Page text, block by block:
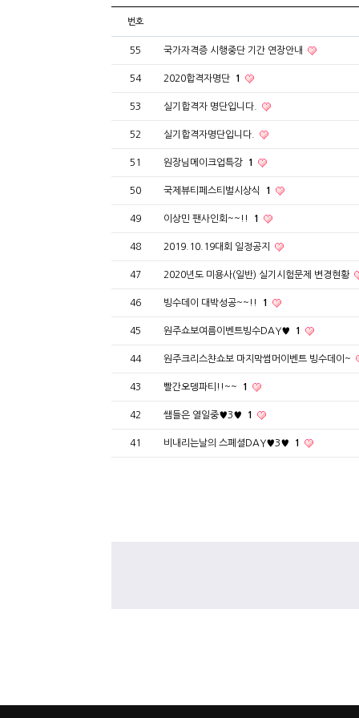
번호
55 국가자격증 시행중단 기간 연장안내
54 2020합격자명단 1
53 실기합격자 명단입니다.
52 실기합격자명단입니다.
51 원장님메이크업특강 1
50 국제뷰티페스티벌시상식 1
49 이상민 팬사인회~~!! 1
48 2019.10.19대회 일정공지
47 2020년도 미용사(일반) 실기시험문제 변경현황
46 빙수데이 대박성공~~!! 1
45 원주쇼보여름이벤트빙수DAY♥ 1
44 원주크리스챤쇼보 마지막썸머이벤트 빙수데이~
43 빨간오뎅파티!!~~ 1
42 쌤들은 열일중♥3♥ 1
41 비내리는날의 스폐셜DAY♥3♥ 1